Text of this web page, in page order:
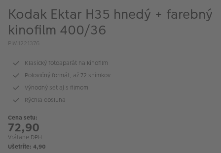
Kodak Ektar H35 hnedý + farebný
kinofilm 400/36
PIM1221376
Klasický fotoaparát na kinofilm
Polovičný formát, až 72 snímkov
Výhodný set aj s filmom
Rýchla obsluha
Cena setu:
72,90
Vrátane DPH
Ušetríte: 4,90